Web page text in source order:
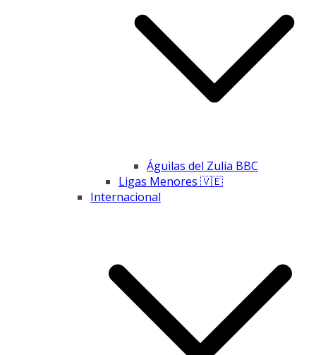
Águilas del Zulia BBC
Ligas Menores 🇻🇪
Internacional